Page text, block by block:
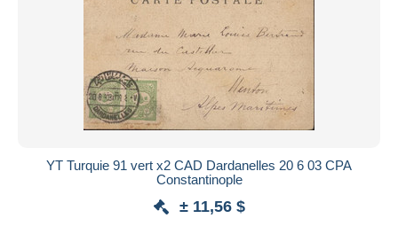
YT Turquie 91 vert x2 CAD Dardanelles 20 6 03 CPA
Constantinople
± 11,56 $